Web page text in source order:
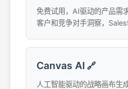
免费试用，AI驱动的产品需
客户和竞争对手洞察，
Canvas AI 🔗
人工智能驱动的战略画布生